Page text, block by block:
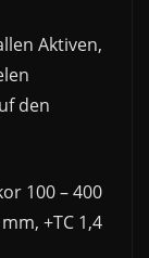
Aktiven,
den
100 – 400
+TC 1,4